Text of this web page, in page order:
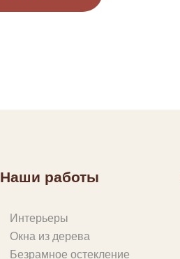
Наши работы
Интерьеры
Окна из дерева
Безрамное остекление